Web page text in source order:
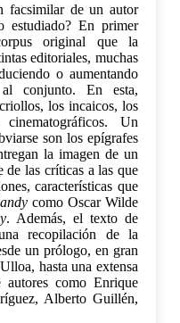
facsimilar de un autor
estudiado? En primer
original que la
editoriales, muchas
o aumentando
conjunto. En esta,
los incaicos, los
Un
son los epígrafes
la imagen de un
de las críticas a las que
características que
como Oscar Wilde
. Además, el texto de
recopilación de la
un prólogo, en gran
hasta una extensa
como Enrique
Alberto Guillén,